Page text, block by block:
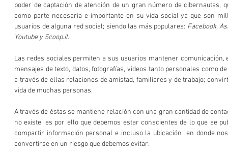
poder de captación de atención de un gran número de cibernautas,
como parte necesaria e importante en su vida social ya que son
usuarios de alguna red social; siendo las más populares: Facebook,
Youtube y Scoop.il.
Las redes sociales permiten a sus usuarios mantener
mensajes de texto, datos, fotografías, videos tanto personales como
a través de ellas relaciones de amistad, familiares y de trabajo;
vida de muchas personas.
A través de éstas se mantiene relación con una gran cantidad de
no existe, es por ello que debemos estar conscientes de lo que se
compartir información personal e incluso la ubicación  en donde
convertirse en un riesgo que debemos evitar.